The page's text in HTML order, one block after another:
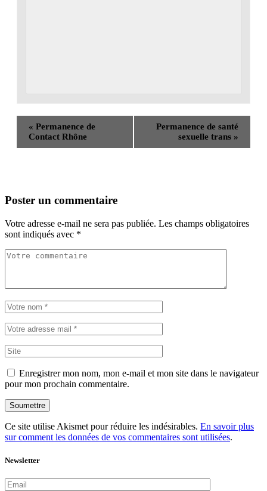
« Permanence de
Contact Rhône
Permanence de santé
sexuelle trans »
Poster un commentaire
Votre adresse e-mail ne sera pas publiée. Les champs obligatoires
sont indiqués avec *
Enregistrer mon nom, mon e-mail et mon site dans le navigateur
pour mon prochain commentaire.
Soumettre
Ce site utilise Akismet pour réduire les indésirables. En savoir plus
sur comment les données de vos commentaires sont utilisées.
Newsletter